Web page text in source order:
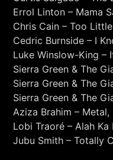
Errol Linton – Mama
Chris Cain – Too
Cedric Burnside – I
Luke Winslow-King –
Sierra Green & The
Sierra Green & The
Sierra Green & The
Aziza Brahim – Metal,
Lobi Traoré – Alah Ka
Jubu Smith – Totally